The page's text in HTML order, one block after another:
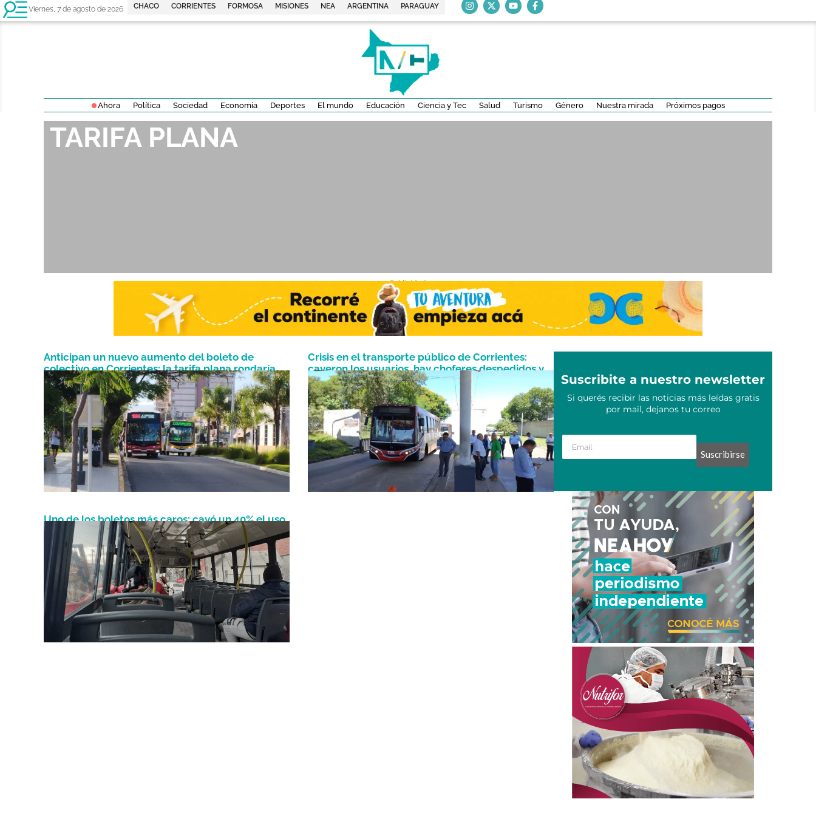
Viernes, 7 de agosto de 2026 CHACO CORRIENTES FORMOSA MISIONES NEA ARGENTINA PARAGUAY
Ahora Política Sociedad Economía Deportes El mundo Educación Ciencia y Tec Salud Turismo Género Nuestra mirada Próximos pagos
TARIFA PLANA
- Publicidad -
Anticipan un nuevo aumento del boleto de
colectivo en Corrientes: la tarifa plana rondaría
los $1.700
Agosto 19, 2024
Crisis en el transporte público de Corrientes:
cayeron los usuarios, hay choferes despedidos y
suspendidos que esperan respuestas
Julio 25, 2024
Uno de los boletos más caros: cayó un 40% el uso
de colectivos en Corrientes
Junio 3, 2024
Suscribite a nuestro newsletter
Si querés recibir las noticias más leídas gratis
por mail, dejanos tu correo
Suscribirse